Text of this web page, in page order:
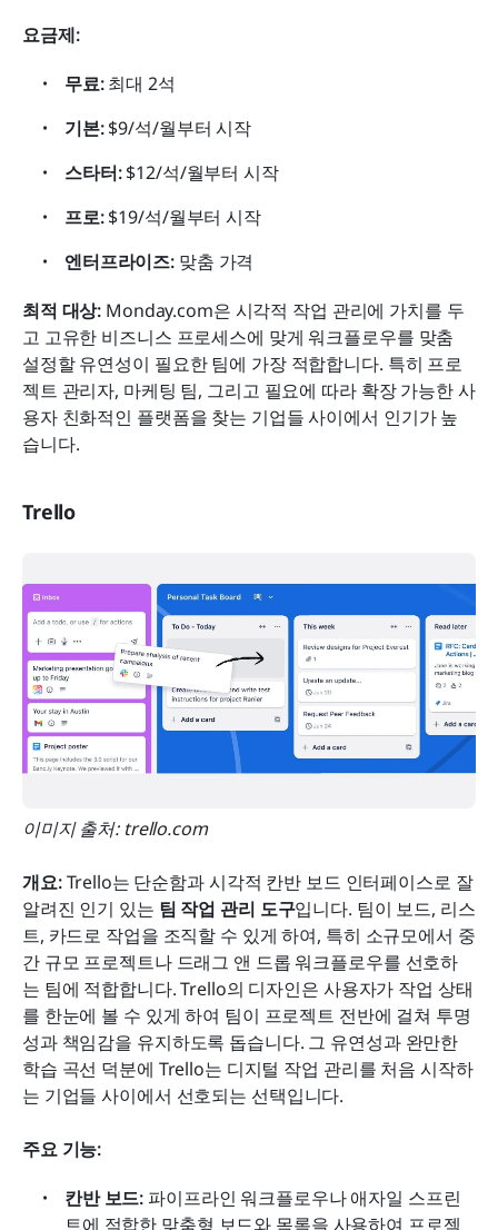
요금제:
무료: 최대 2석
기본: $9/석/월부터 시작
스타터: $12/석/월부터 시작
프로: $19/석/월부터 시작
엔터프라이즈: 맞춤 가격
최적 대상: Monday.com은 시각적 작업 관리에 가치를 두
고 고유한 비즈니스 프로세스에 맞게 워크플로우를 맞춤
설정할 유연성이 필요한 팀에 가장 적합합니다. 특히 프로
젝트 관리자, 마케팅 팀, 그리고 필요에 따라 확장 가능한 사
용자 친화적인 플랫폼을 찾는 기업들 사이에서 인기가 높
습니다.
Trello
이미지 출처: trello.com
개요: Trello는 단순함과 시각적 칸반 보드 인터페이스로 잘
알려진 인기 있는 팀 작업 관리 도구입니다. 팀이 보드, 리스
트, 카드로 작업을 조직할 수 있게 하여, 특히 소규모에서 중
간 규모 프로젝트나 드래그 앤 드롭 워크플로우를 선호하
는 팀에 적합합니다. Trello의 디자인은 사용자가 작업 상태
를 한눈에 볼 수 있게 하여 팀이 프로젝트 전반에 걸쳐 투명
성과 책임감을 유지하도록 돕습니다. 그 유연성과 완만한
학습 곡선 덕분에 Trello는 디지털 작업 관리를 처음 시작하
는 기업들 사이에서 선호되는 선택입니다.
주요 기능:
칸반 보드: 파이프라인 워크플로우나 애자일 스프린
트에 적합한 맞춤형 보드와 목록을 사용하여 프로젝